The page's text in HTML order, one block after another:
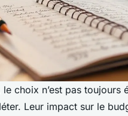
choix n’est pas toujours
Leur impact sur le